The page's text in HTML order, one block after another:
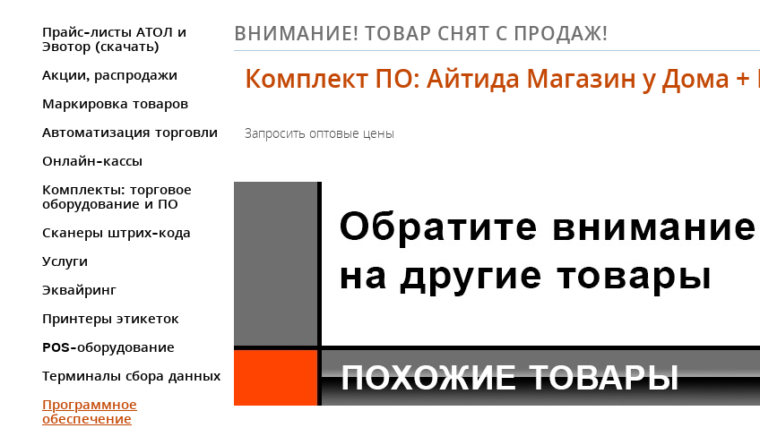
Прайс-листы АТОЛ и
Эвотор (скачать)
Акции, распродажи
Маркировка товаров
Автоматизация торговли
Онлайн-кассы
Комплекты: торговое
оборудование и ПО
Сканеры штрих-кода
Услуги
Эквайринг
Принтеры этикеток
POS-оборудование
Терминалы сбора данных
Программное
обеспечение
ВНИМАНИЕ! ТОВАР СНЯТ С ПРОДАЖ!
Комплект ПО: Айтида Магазин у Дома